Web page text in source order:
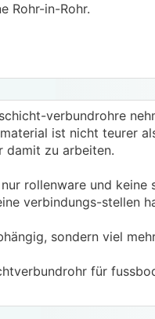
Rohr-in-Rohr.
verbundrohre
ist nicht teurer
damit zu arbeiten.
rollenware und keine
verbindungs-stellen
sondern viel
für